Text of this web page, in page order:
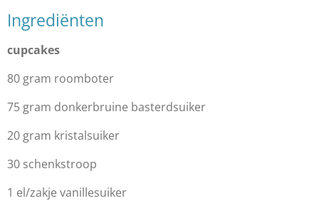
Ingrediënten
cupcakes
80 gram roomboter
75 gram donkerbruine basterdsuiker
20 gram kristalsuiker
30 schenkstroop
1 el/zakje vanillesuiker